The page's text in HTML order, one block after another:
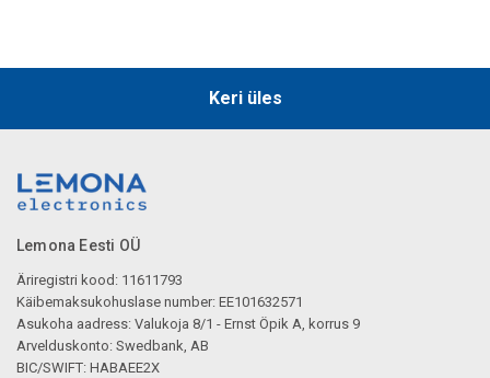
Keri üles
Lemona Eesti OÜ
Äriregistri kood: 11611793
Käibemaksukohuslase number: EE101632571
Asukoha aadress: Valukoja 8/1 - Ernst Öpik A, korrus 9
Arvelduskonto: Swedbank, AB
BIC/SWIFT: HABAEE2X